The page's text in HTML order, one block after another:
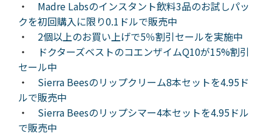
・ Madre Labsのインスタント飲料3品のお試しパッ
クを初回購入に限り0.1ドルで販売中
・ 2個以上のお買い上げで5％割引セールを実施中
・
ドクターズベストのコエンザイムQ10が15%割引
セール中
・ Sierra Beesのリップクリーム8本セットを4.95ド
ルで販売中
・ Sierra Beesのリップシマー4本セットを4.95ドル
で販売中